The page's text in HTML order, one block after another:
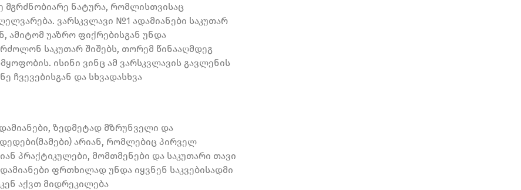
მგრძნობიარე ნატურა, რომლისთვისაც
ვარსკვლავი №1 ადამიანები საკუთარ
ამიტომ უაზრო ფიქრებისგან უნდა
საკუთარ შიშებს, თორემ წინააღმდეგ
ისინი ვინც ამ ვარსკვლავის გავლენის
ჩვევებისგან და სხვადასხვა
ზედმეტად მზრუნველი და
არიან, რომლებიც პირველ
პრაქტიკულები, მომთმენები და საკუთარი თავი
ფრთხილად უნდა იყვნენ საკვებისადმი
აქვთ მიდრეკილება